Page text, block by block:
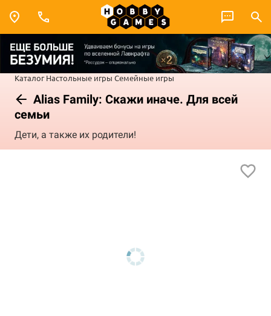
Каталог Настольные игры Семейные игры
Alias Family: Скажи иначе. Для всей
семьи
Дети, а также их родители!